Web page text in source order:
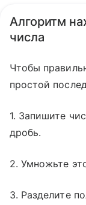
Алгоритм
числа
Чтобы
простой
1. Запишите
дробь.
2. Умножьте
3. Разделите